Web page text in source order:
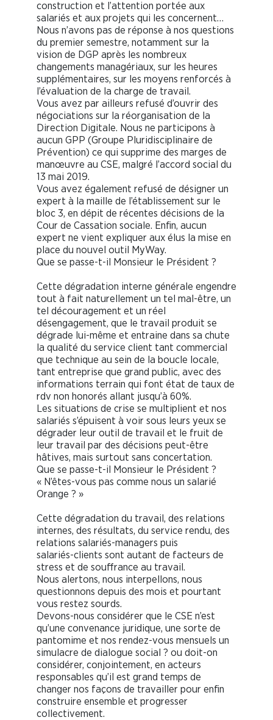
construction et l’attention portée aux
salariés et aux projets qui les concernent…
Nous n’avons pas de réponse à nos questions
du premier semestre, notamment sur la
vision de DGP après les nombreux
changements managériaux, sur les heures
supplémentaires, sur les moyens renforcés à
l’évaluation de la charge de travail.
Vous avez par ailleurs refusé d’ouvrir des
négociations sur la réorganisation de la
Direction Digitale. Nous ne participons à
aucun GPP (Groupe Pluridisciplinaire de
Prévention) ce qui supprime des marges de
manœuvre au CSE, malgré l’accord social du
13 mai 2019.
Vous avez également refusé de désigner un
expert à la maille de l’établissement sur le
bloc 3, en dépit de récentes décisions de la
Cour de Cassation sociale. Enfin, aucun
expert ne vient expliquer aux élus la mise en
place du nouvel outil MyWay.
Que se passe-t-il Monsieur le Président ?
Cette dégradation interne générale engendre
tout à fait naturellement un tel mal-être, un
tel découragement et un réel
désengagement, que le travail produit se
dégrade lui-même et entraine dans sa chute
la qualité du service client tant commercial
que technique au sein de la boucle locale,
tant entreprise que grand public, avec des
informations terrain qui font état de taux de
rdv non honorés allant jusqu’à 60%.
Les situations de crise se multiplient et nos
salariés s’épuisent à voir sous leurs yeux se
dégrader leur outil de travail et le fruit de
leur travail par des décisions peut-être
hâtives, mais surtout sans concertation.
Que se passe-t-il Monsieur le Président ?
« N’êtes-vous pas comme nous un salarié
Orange ? »
Cette dégradation du travail, des relations
internes, des résultats, du service rendu, des
relations salariés-managers puis
salariés-clients sont autant de facteurs de
stress et de souffrance au travail.
Nous alertons, nous interpellons, nous
questionnons depuis des mois et pourtant
vous restez sourds.
Devons-nous considérer que le CSE n’est
qu’une convenance juridique, une sorte de
pantomime et nos rendez-vous mensuels un
simulacre de dialogue social ? ou doit-on
considérer, conjointement, en acteurs
responsables qu’il est grand temps de
changer nos façons de travailler pour enfin
construire ensemble et progresser
collectivement.